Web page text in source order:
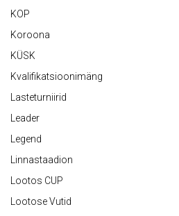
KOP
Koroona
KÜSK
Kvalifikatsioonimäng
Lasteturniirid
Leader
Legend
Linnastaadion
Lootos CUP
Lootose Vutid